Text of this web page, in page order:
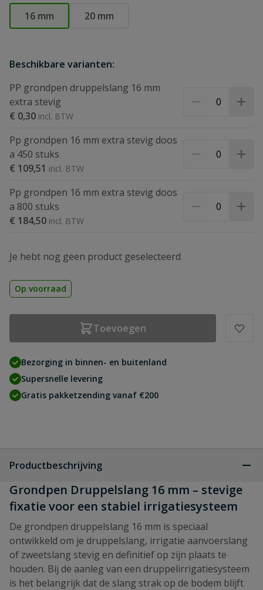
16 mm 20 mm
Beschikbare varianten:
PP grondpen druppelslang 16 mm
extra stevig
€ 0,30
Pp grondpen 16 mm extra stevig doos
a 450 stuks
€ 109,51
Pp grondpen 16 mm extra stevig doos
a 800 stuks
€ 184,50
Je hebt nog geen product geselecteerd
Op voorraad
Toevoegen
Bezorging in binnen- en buitenland
Supersnelle levering
Gratis pakketzending vanaf €200
Productbeschrijving
Grondpen Druppelslang 16 mm – stevige
fixatie voor een stabiel irrigatiesysteem
De grondpen druppelslang 16 mm is speciaal
ontwikkeld om je druppelslang, irrigatie aanvoerslang
of zweetslang stevig en definitief op zijn plaats te
houden. Bij de aanleg van een druppelirrigatiesysteem
is het belangrijk dat de slang strak op de bodem blijft